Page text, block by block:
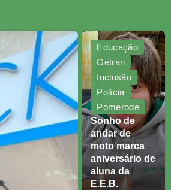
Educação
Getran
Inclusão
Polícia
Pomerode
Sonho de
andar de
moto marca
aniversário de
aluna da
E.E.B.